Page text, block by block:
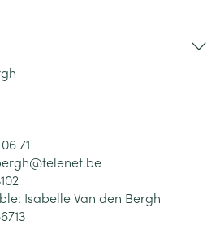
71
telenet.be
Isabelle Van den Bergh